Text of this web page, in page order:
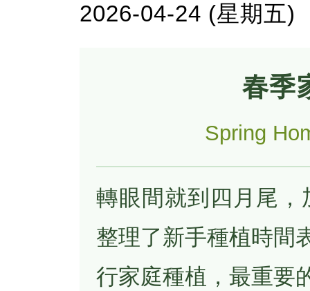
2026-04-24 (星期五)
春季
Spring
轉眼間就到四月尾
整理了新手種植時間
行家庭種植，最重要